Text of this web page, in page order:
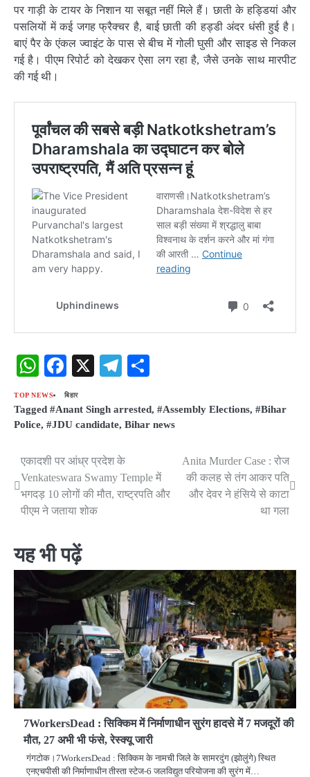
पर गाड़ी के टायर के निशान या सबूत नहीं मिले हैं। छाती के हड्डियां और
पसलियों में कई जगह फ्रैक्चर है, बाई छाती की हड्डी अंदर धंसी हुई है।
बाएं पैर के एंकल ज्वाइंट के पास से बीच में गोली घुसी और साइड से निकल
गई है। पीएम रिपोर्ट को देखकर ऐसा लग रहा है, जैसे उनके साथ मारपीट
की गई थी।
WhatsApp
Facebook
X Telegram
TOP NEWS बिहार
Tagged #Anant Singh arrested, #Assembly Elections, #Bihar
Police, #JDU candidate, Bihar news
Post
navigation
एकादशी पर आंध्र प्रदेश के
Venkateswara Swamy Temple में
भगदड़ 10 लोगों की मौत, राष्ट्रपति और
पीएम ने जताया शोक
Anita Murder Case : रोज
की कलह से तंग आकर पति
और देवर ने हंसिये से काटा
था गला
यह भी पढ़ें
7WorkersDead : सिक्किम में निर्माणाधीन सुरंग हादसे में 7 मजदूरों की
मौत, 27 अभी भी फंसे, रेस्क्यू जारी
गंगटोक।​7WorkersDead : सिक्किम के नामची जिले के सामरदुंग (झोलुंगे) स्थित
एनएचपीसी की निर्माणाधीन तीस्ता स्टेज-6 जलविद्युत परियोजना की सुरंग में…